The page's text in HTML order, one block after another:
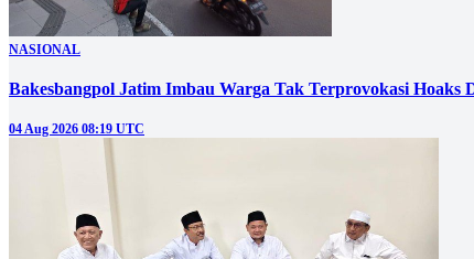
NASIONAL
Bakesbangpol Jatim Imbau Warga Tak Terprovokasi Hoaks
04 Aug 2026 08:19 UTC